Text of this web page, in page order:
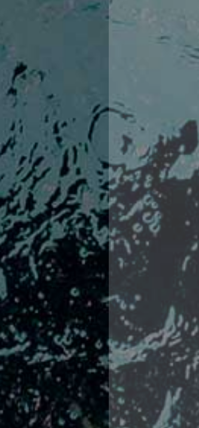
Norme e documenti
Risultati e Classifiche
Grand Prix
Norme e documenti
Risultati e Classifiche
Primati
Azzurri
News
Flash News
Salvamento
Eventi
Norme e documenti
Risultati e Classifiche
Albi d'oro - Primati
News
Flash News
Campionati Italiani
Circuito Supermaster
Calendario Nazionale Fondo
Norme e documenti
Risultati e Classifiche
Primati
Graduatorie
Analisi e Approfondimenti
News
Flash News